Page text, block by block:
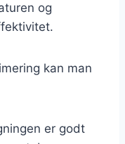
og
kan man
er godt